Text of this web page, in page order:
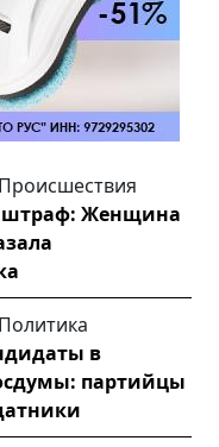
Происшествия
штраф: Женщина
Политика
в
партийцы